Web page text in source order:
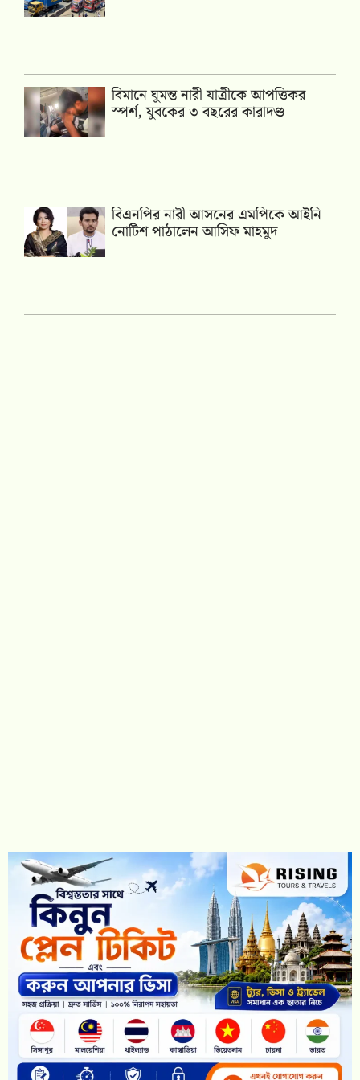
বিমানে ঘুমন্ত নারী যাত্রীকে আপত্তিকর
স্পর্শ, যুবকের ৩ বছরের কারাদণ্ড
বিএনপির নারী আসনের এমপিকে আইনি
নোটিশ পাঠালেন আসিফ মাহমুদ